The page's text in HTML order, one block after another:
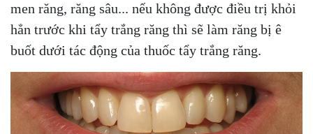
men răng, răng sâu... nếu không được điều trị khỏi
hẳn trước khi tẩy trắng răng thì sẽ làm răng bị ê
buốt dưới tác động của thuốc tẩy trắng răng.